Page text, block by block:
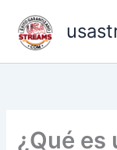
content
¿Qué es